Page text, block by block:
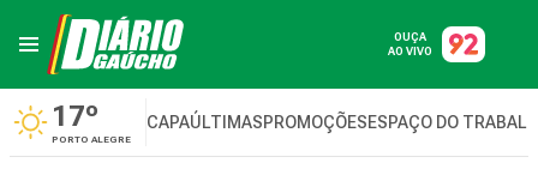
OUÇA
AO VIVO
17º
PORTO ALEGRE
CAPAÚLTIMASPROMOÇÕESESPAÇO DO